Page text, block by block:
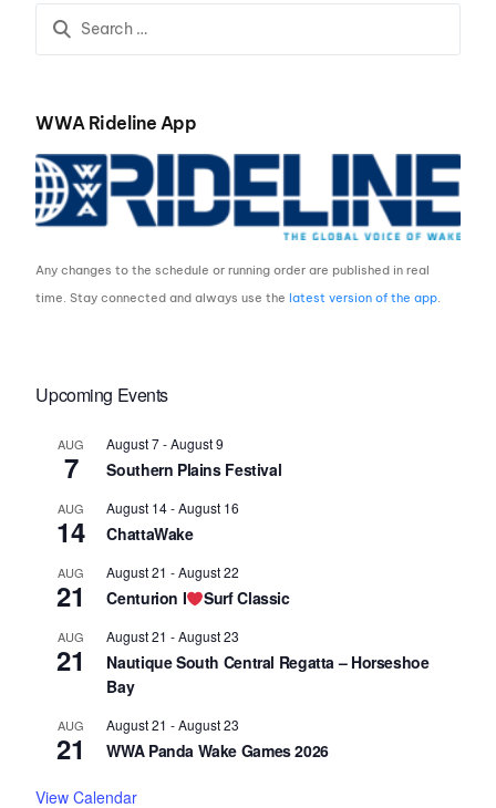
WWA Rideline App
Any changes to the schedule or running order are published in real
time. Stay connected and always use thelatest version of the app.
Upcoming Events
AUG
7
August 7-August 9
Southern Plains Festival
AUG
14
August 14-August 16
ChattaWake
AUG
21
August 21 -August 22
Centurion I Surf Classic
AUG
21
August 21 -August 23
Nautique South Central Regatta – Horseshoe
Bay
AUG
21
August 21 -August 23
WWA Panda Wake Games 2026
View Calendar